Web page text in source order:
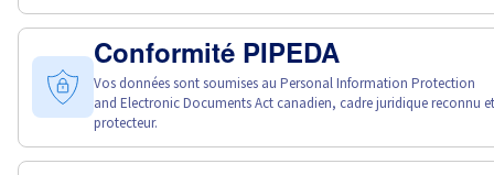
Conformité PIPEDA
Vos données sont soumises au Personal Information Protection
and Electronic Documents Act canadien, cadre juridique reconnu et
protecteur.